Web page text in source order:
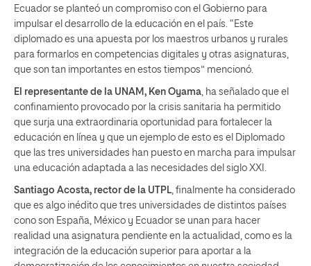
Ecuador se planteó un compromiso con el Gobierno para
impulsar el desarrollo de la educación en el país. “Este
diplomado es una apuesta por los maestros urbanos y rurales
para formarlos en competencias digitales y otras asignaturas,
que son tan importantes en estos tiempos” mencionó.
El representante de la UNAM, Ken Oyama, ha señalado que el
confinamiento provocado por la crisis sanitaria ha permitido
que surja una extraordinaria oportunidad para fortalecer la
educación en línea y que un ejemplo de esto es el Diplomado
que las tres universidades han puesto en marcha para impulsar
una educación adaptada a las necesidades del siglo XXI.
Santiago Acosta, rector de la UTPL, finalmente ha considerado
que es algo inédito que tres universidades de distintos países
cono son España, México y Ecuador se unan para hacer
realidad una asignatura pendiente en la actualidad, como es la
integración de la educación superior para aportar a la